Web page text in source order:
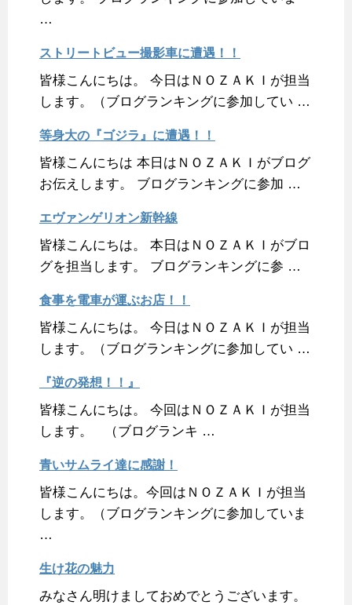
…
ストリートビュー撮影車に遭遇！！
皆様こんにちは。 今日はＮＯＺＡＫＩが担当
します。（ブログランキングに参加してい …
等身大の『ゴジラ』に遭遇！！
皆様こんにちは 本日はＮＯＺＡＫＩがブログ
お伝えします。 ブログランキングに参加 …
エヴァンゲリオン新幹線
皆様こんにちは。 本日はＮＯＺＡＫＩがブロ
グを担当します。 ブログランキングに参 …
食事を電車が運ぶお店！！
皆様こんにちは。 今日はＮＯＺＡＫＩが担当
します。（ブログランキングに参加してい …
『逆の発想！！』
皆様こんにちは。 今回はＮＯＺＡＫＩが担当
します。 （ブログランキ …
青いサムライ達に感謝！
皆様こんにちは。今回はＮＯＺＡＫＩが担当
します。（ブログランキングに参加していま
…
生け花の魅力
みなさん明けましておめでとうございます。